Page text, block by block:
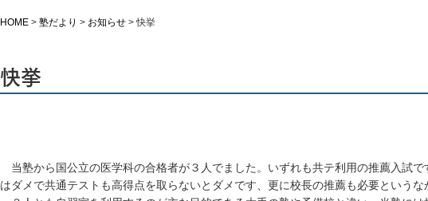
HOME > 塾だより > お知らせ >快挙
快挙
当塾から国公立の医学科の合格者が３人でました。いずれも共テ利用の推薦入試
はダメで共通テストも高得点を取らないとダメです、更に校長の推薦も必要というな